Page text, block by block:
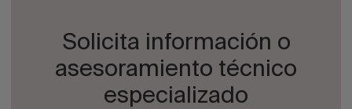
Solicita información o
asesoramiento técnico
especializado